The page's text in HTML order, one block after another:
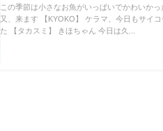
この季節は小さなお魚がいっぱいでかわいかっ
又、来ます 【KYOKO】 ケラマ、今日もサイコ
た 【タカスミ】 きほちゃん 今日は久...